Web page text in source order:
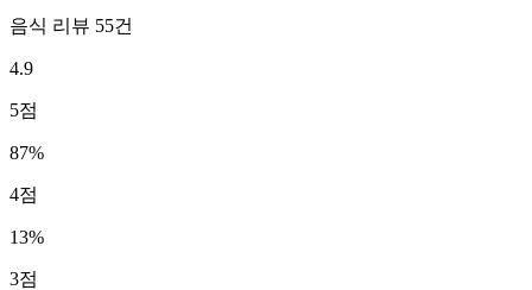
음식 리뷰 55건
4.9
5점
87%
4점
13%
3점